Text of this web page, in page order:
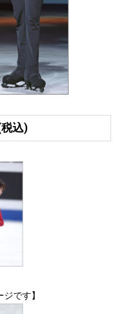
込)
ジです】